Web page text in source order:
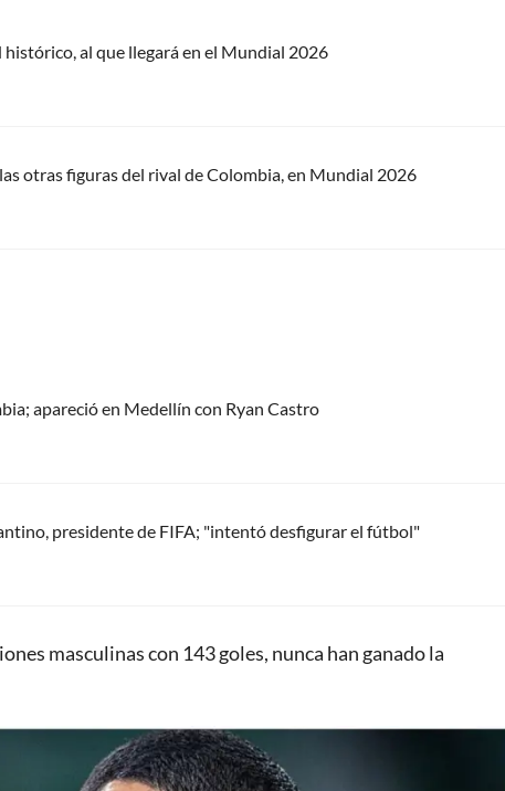
al que llegará en el Mundial 2026
otras figuras del rival de Colombia, en Mundial 2026
apareció en Medellín con Ryan Castro
presidente de FIFA; "intentó desfigurar el fútbol"
masculinas con 143 goles, nunca han ganado la